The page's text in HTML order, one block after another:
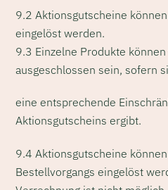
9.2 Aktionsgutscheine
eingelöst werden.
9.3 Einzelne Produkte
ausgeschlossen sein, sofern
eine entsprechende
Aktionsgutscheins ergibt.
9.4 Aktionsgutscheine
Bestellvorgangs eingelöst